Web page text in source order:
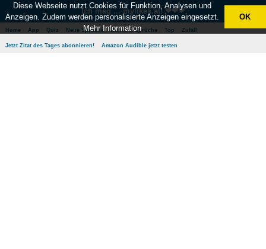
Ich mag ... mylikes.at! ❤❤❤
Home App Quiz Neue Sprüche Beliebte Sprüche Top Zufall
Jetzt Zitat des Tages abonnieren! Amazon Audible jetzt testen
Diese Webseite nutzt Cookies für Funktion, Analysen und
Anzeigen. Zudem werden personalisierte Anzeigen eingesetzt.
Mehr Information
OK